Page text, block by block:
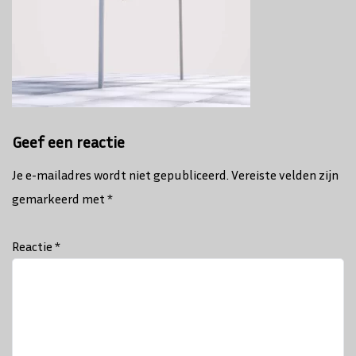
Geef een reactie
Je e-mailadres wordt niet gepubliceerd. Vereiste velden zijn
gemarkeerd met *
Reactie *